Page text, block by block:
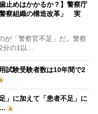
止めはかかるか？】警察庁
察組織の構造改革」 実
が「警察官不足」だ。警察
分の1以…
試験受験者数は10年間で2
」に加えて「患者不足」に
…